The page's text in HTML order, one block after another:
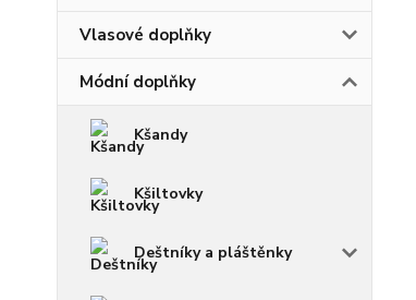
Vlasové doplňky
Módní doplňky
Kšandy
Kšiltovky
Deštníky a pláštěnky